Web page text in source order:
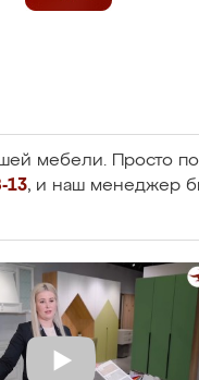
мебели. Просто
13, и наш менеджер